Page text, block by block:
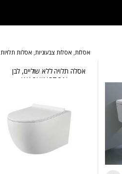
אסלות, אסלות צבעוניות, אסלות תלויות
אסלה תלויה ללא שוליים, לבן